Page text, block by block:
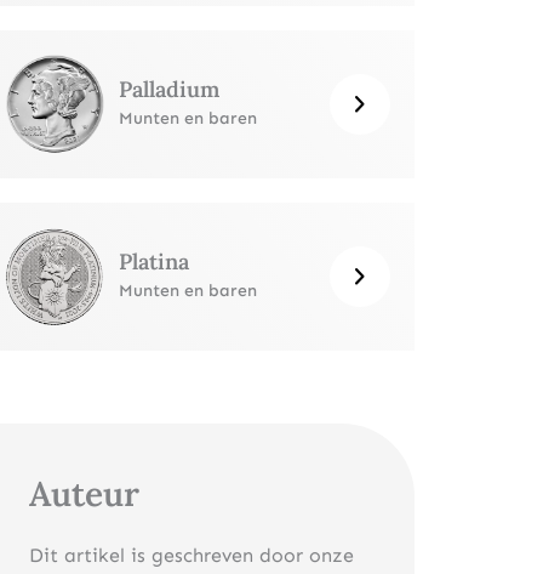
Palladium
Munten en baren
Platina
Munten en baren
Auteur
Dit artikel is geschreven door onze